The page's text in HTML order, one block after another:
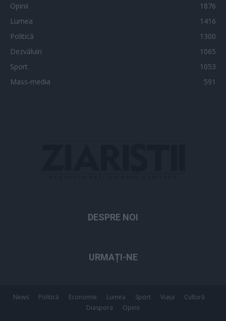
Opinii
1876
Lumea
1416
Politică
1300
Dezvăluiri
1065
Sport
1053
Mass-media
591
DESPRE NOI
URMAȚI-NE
News Politică Economie Lumea Sport Viața
Cultură
Diaspora
Opinii